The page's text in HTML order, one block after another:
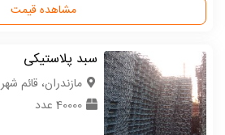
مشاهده قیمت
سبد پلاستیکی
مازندران، قائم شهر
40000 عدد